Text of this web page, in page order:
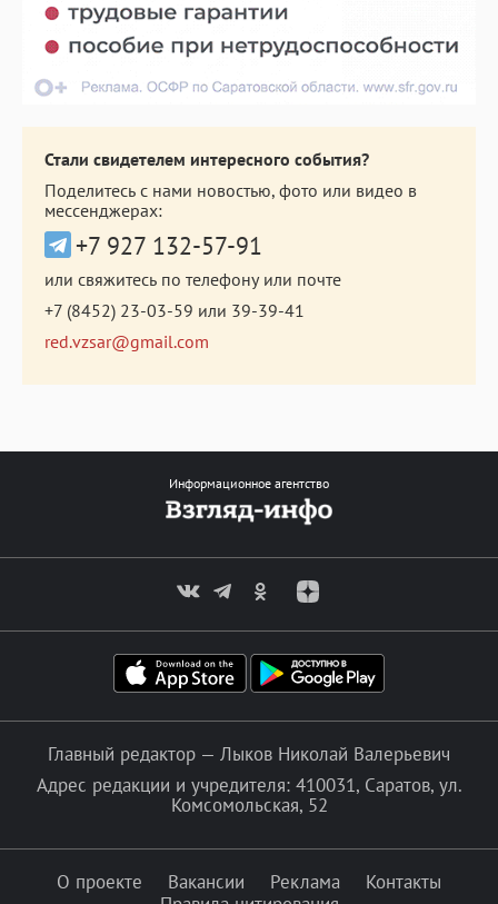
Стали свидетелем интересного события?
Поделитесь с нами новостью, фото или видео в
мессенджерах:
+7 927 132-57-91
или свяжитесь по телефону или почте
+7 (8452) 23-03-59 или 39-39-41
red.vzsar@gmail.com
Информационное агентство
Главный редактор — Лыков Николай Валерьевич
Адрес редакции и учредителя: 410031, Саратов, ул.
Комсомольская, 52
О проекте Вакансии Реклама
Контакты